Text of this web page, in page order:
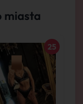
miasta
25